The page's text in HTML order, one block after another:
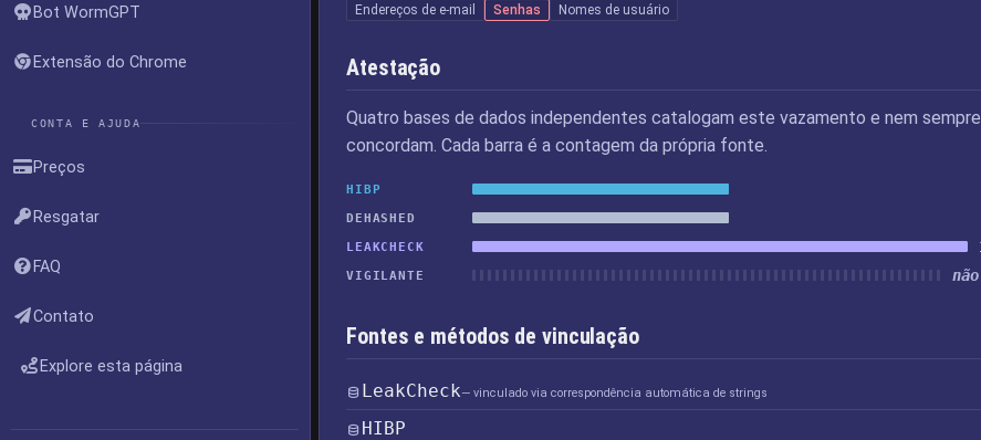
Bot WormGPT
Extensão do Chrome
CONTA E AJUDA
Preços
Resgatar
FAQ
Contato
Explore esta página
Endereços de e-mail Senhas Nomes de usuário
Atestação
Quatro bases de dados independentes catalogam este vazamento e nem sempre
concordam. Cada barra é a contagem da própria fonte.
HIBP
DEHASHED
LEAKCHECK
VIGILANTE
Fontes e métodos de vinculação
LeakCheck— vinculado via correspondência automática de strings
HIBP